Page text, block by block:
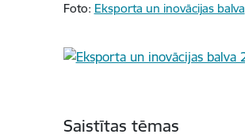
Foto: Eksporta un inovācijas balva
Saistītas tēmas